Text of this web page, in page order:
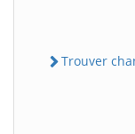
Trouver